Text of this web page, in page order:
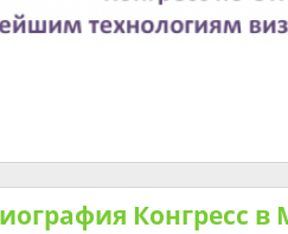
Конгресс в